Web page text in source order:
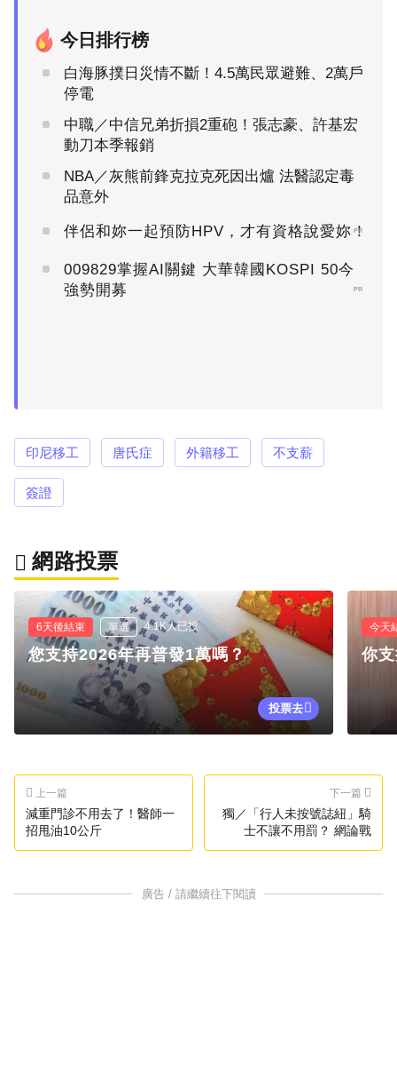
今日排行榜
白海豚撲日災情不斷！4.5萬民眾避難、2萬戶
停電
中職／中信兄弟折損2重砲！張志豪、許基宏
動刀本季報銷
NBA／灰熊前鋒克拉克死因出爐 法醫認定毒
品意外
伴侶和妳一起預防HPV，才有資格說愛妳！
PR
009829掌握AI關鍵 大華韓國KOSPI 50今
強勢開募
PR
印尼移工 唐氏症 外籍移工 不支薪
簽證
網路投票
6天後結束 單選 4.1K人已投
您支持2026年再普發1萬嗎？
投票去
今天
你
上一篇
減重門診不用去了！醫師一
招甩油10公斤
下一篇
獨／「行人未按號誌紐」騎
士不讓不用罰？ 網論戰
廣告 / 請繼續往下閱讀